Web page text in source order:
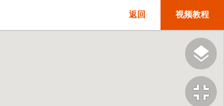
视频教程
返回
fullscreen_exit